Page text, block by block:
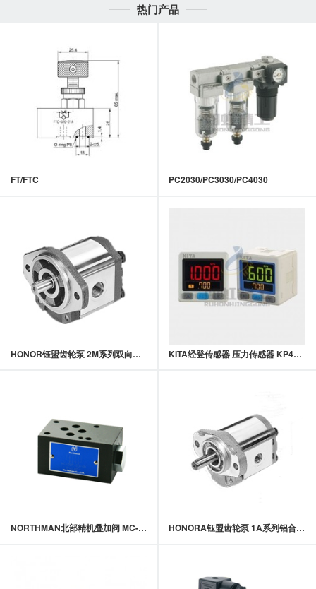
热门产品
FT/FTC PC2030/PC3030/PC4030
HONOR钰盟齿轮泵 2M系列双向齿轮马达 KITA经登传感器 压力传感器 KP43系列
NORTHMAN北部精机叠加阀 MC-02,03,04,06系列叠加式单向阀 HONORA钰盟齿轮泵 1A系列铝合金齿轮泵